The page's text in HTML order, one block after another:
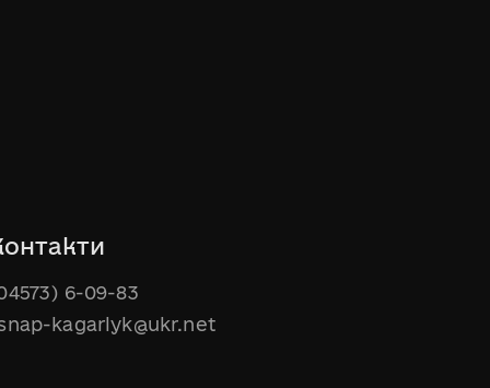
6-09-83
kagarlyk@ukr.net